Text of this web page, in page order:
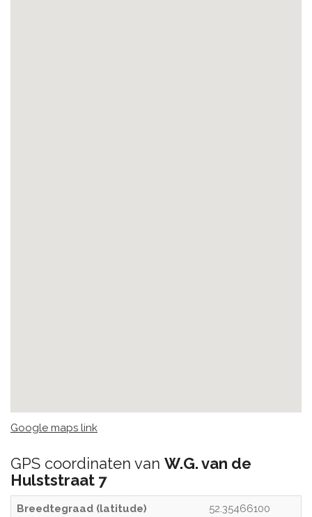
Google maps link
GPS coordinaten van W.G. van de
Hulststraat 7
Breedtegraad (latitude) 52.35466100